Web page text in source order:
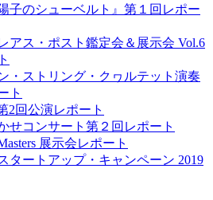
子のシューベルト』第１回レポー
アス・ポスト鑑定会＆展示会 Vol.6
・ストリング・クヮルテット演奏
ト
2回公演レポート
せコンサート第２回レポート
展示会レポート
タートアップ・キャンペーン 2019